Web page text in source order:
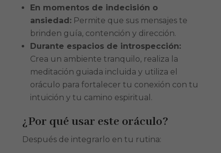
En momentos de indecisión o
ansiedad:Permite que sus mensajes te
brinden guía, contención y dirección.
Durante espacios de introspección:
Crea un ambiente tranquilo, realiza la
meditación guiada incluida y utiliza el
oráculo para fortalecer tu conexión con tu
intuición y tu camino espiritual.
¿Por qué usar este oráculo?
Después de integrarlo en tu rutina: